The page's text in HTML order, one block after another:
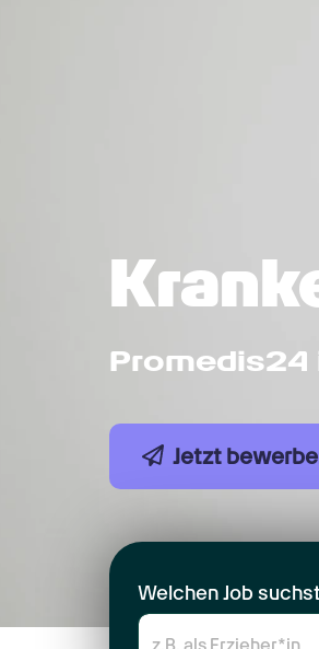
Promedis24
Jetzt
Welchen Job